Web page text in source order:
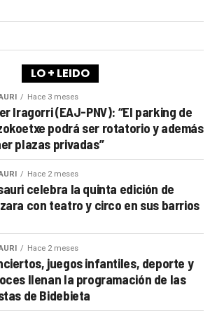
LO + LEIDO
Hace 3 meses
Iragorri (EAJ-PNV): “El parking de
podrá ser rotatorio y además
plazas privadas”
Hace 2 meses
celebra la quinta edición de
con teatro y circo en sus barrios
Hace 2 meses
juegos infantiles, deporte y
llenan la programación de las
de Bidebieta